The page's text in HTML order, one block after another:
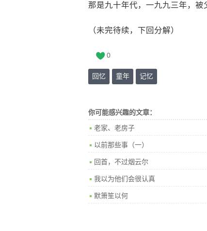
那是九十年代，一九九三年，被
（未完待续，下回分解）
0
回忆 童年 记忆
你可能感兴趣的文章：
老家、老房子
以前那些事（一）
回首，不过烟云尔
我以为他们会很认真
默箫笙以何